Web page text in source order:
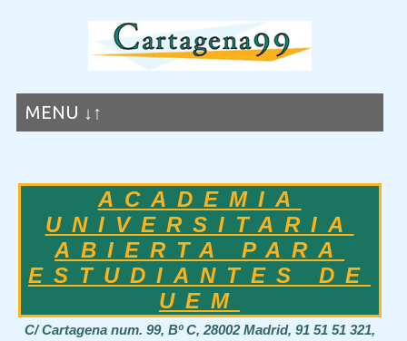
MENU ↓↑
ACADEMIA
UNIVERSITARIA
ABIERTA PARA
ESTUDIANTES DE
UEM
C/ Cartagena num. 99, Bº C, 28002 Madrid, 91 51 51 321,